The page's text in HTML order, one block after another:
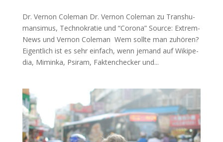
Dr. Vernon Coleman Dr. Ver­non Cole­man zu Trans­hu­
man­si­mus, Tech­no­kra­tie und “Coro­na” Source: Extrem­
News und Ver­non Coleman Wem soll­te man zuhören?
Eigent­lich ist es sehr ein­fach, wenn jemand auf Wiki­pe­
dia, Mimin­ka, Psi­ram, Fak­ten­che­cker und...